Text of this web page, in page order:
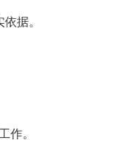
据。
作。